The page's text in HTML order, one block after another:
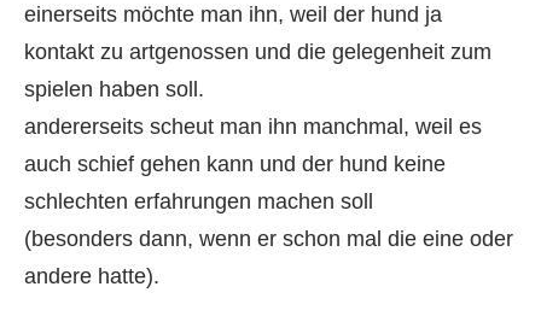
einerseits möchte man ihn, weil der hund ja
kontakt zu artgenossen und die gelegenheit zum
spielen haben soll.
andererseits scheut man ihn manchmal, weil es
auch schief gehen kann und der hund keine
schlechten erfahrungen machen soll
(besonders dann, wenn er schon mal die eine oder
andere hatte).